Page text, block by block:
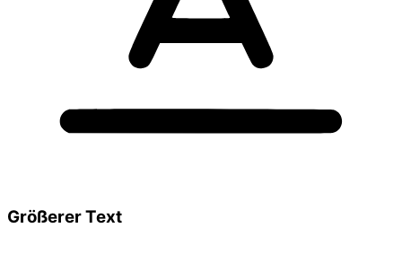
Größerer Text